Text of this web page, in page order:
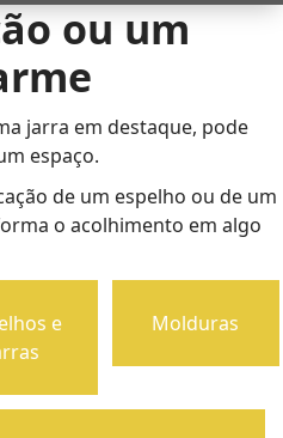
ou um
jarra em destaque, pode
espaço.
de um espelho ou de um
o acolhimento em algo
e
Molduras